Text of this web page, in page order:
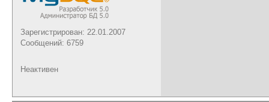
Зарегистрирован: 22.01.2007
Сообщений: 6759
Неактивен